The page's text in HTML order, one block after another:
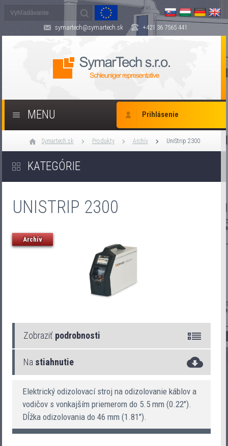
symartech@symartech.sk +421 36 7565 441
Prihlásenie
MENU
Symartech.sk Produkty Archív UniStrip 2300
KATEGÓRIE
UNISTRIP 2300
Archív
Zobraziť podrobnosti
Na stiahnutie
Elektrický odizolovací stroj na odizolovanie káblov a
vodičov s vonkajším priemerom do 5.5 mm (0.22").
Dĺžka odizolovania do 46 mm (1.81").